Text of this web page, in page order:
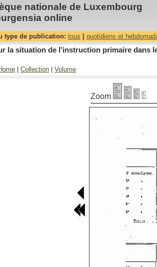
nationale de Luxembourg
online
type de publication: tous quotidiens et
la situation de l'instruction primaire dans
Collection Volume
Zoom